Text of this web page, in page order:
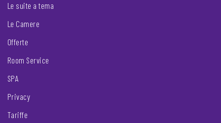
Le suite a tema
Le Camere
Offerte
Room Service
SPA
Privacy
Tariffe